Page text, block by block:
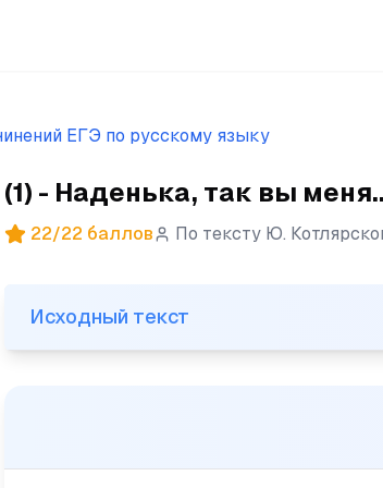
ЕГЭ по русскому языку
(1) - Наденька, так вы
22/22 баллов По тексту Ю.
(1) - Наденька, так вы меня любите? -
Исходный текст